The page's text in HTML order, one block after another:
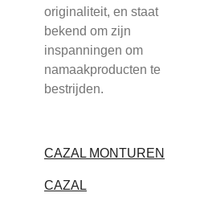
originaliteit, en staat
bekend om zijn
inspanningen om
namaakproducten te
bestrijden.
CAZAL MONTUREN
CAZAL